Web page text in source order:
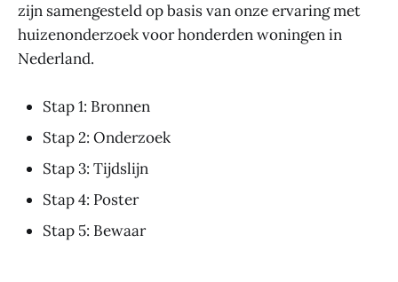
zijn samengesteld op basis van onze ervaring met
huizenonderzoek voor honderden woningen in
Nederland.
Stap 1: Bronnen
Stap 2: Onderzoek
Stap 3: Tijdslijn
Stap 4: Poster
Stap 5: Bewaar